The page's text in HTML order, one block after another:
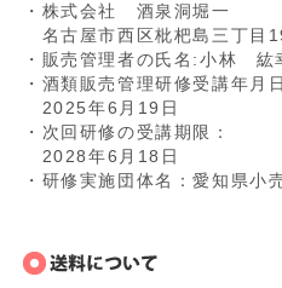
・株式会社 酒泉洞堀一
名古屋市西区枇杷島三丁目
・販売管理者の氏名:小林 紘
・酒類販売管理研修受講年月日
2025年6月19日
・次回研修の受講期限：
2028年6月18日
・研修実施団体名：愛知県小